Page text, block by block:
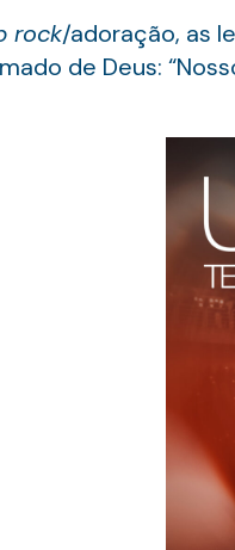
rock/adoração, as
de Deus: